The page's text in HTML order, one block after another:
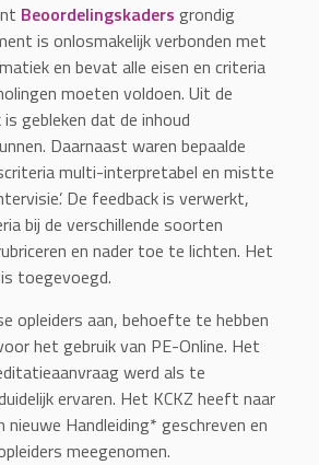
Beoordelingskaders grondig
is onlosmakelijk verbonden met
en bevat alle eisen en criteria
moeten voldoen. Uit de
gebleken dat de inhoud
Daarnaast waren bepaalde
multi-interpretabel en mistte
De feedback is verwerkt,
bij de verschillende soorten
en nader toe te lichten. Het
is toegevoegd.
opleiders aan, behoefte te hebben
het gebruik van PE-Online. Het
werd als te
ervaren. Het KCKZ heeft naar
nieuwe Handleiding* geschreven en
meegenomen.